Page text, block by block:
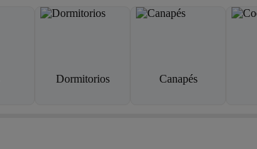
Dormitorios Canapés